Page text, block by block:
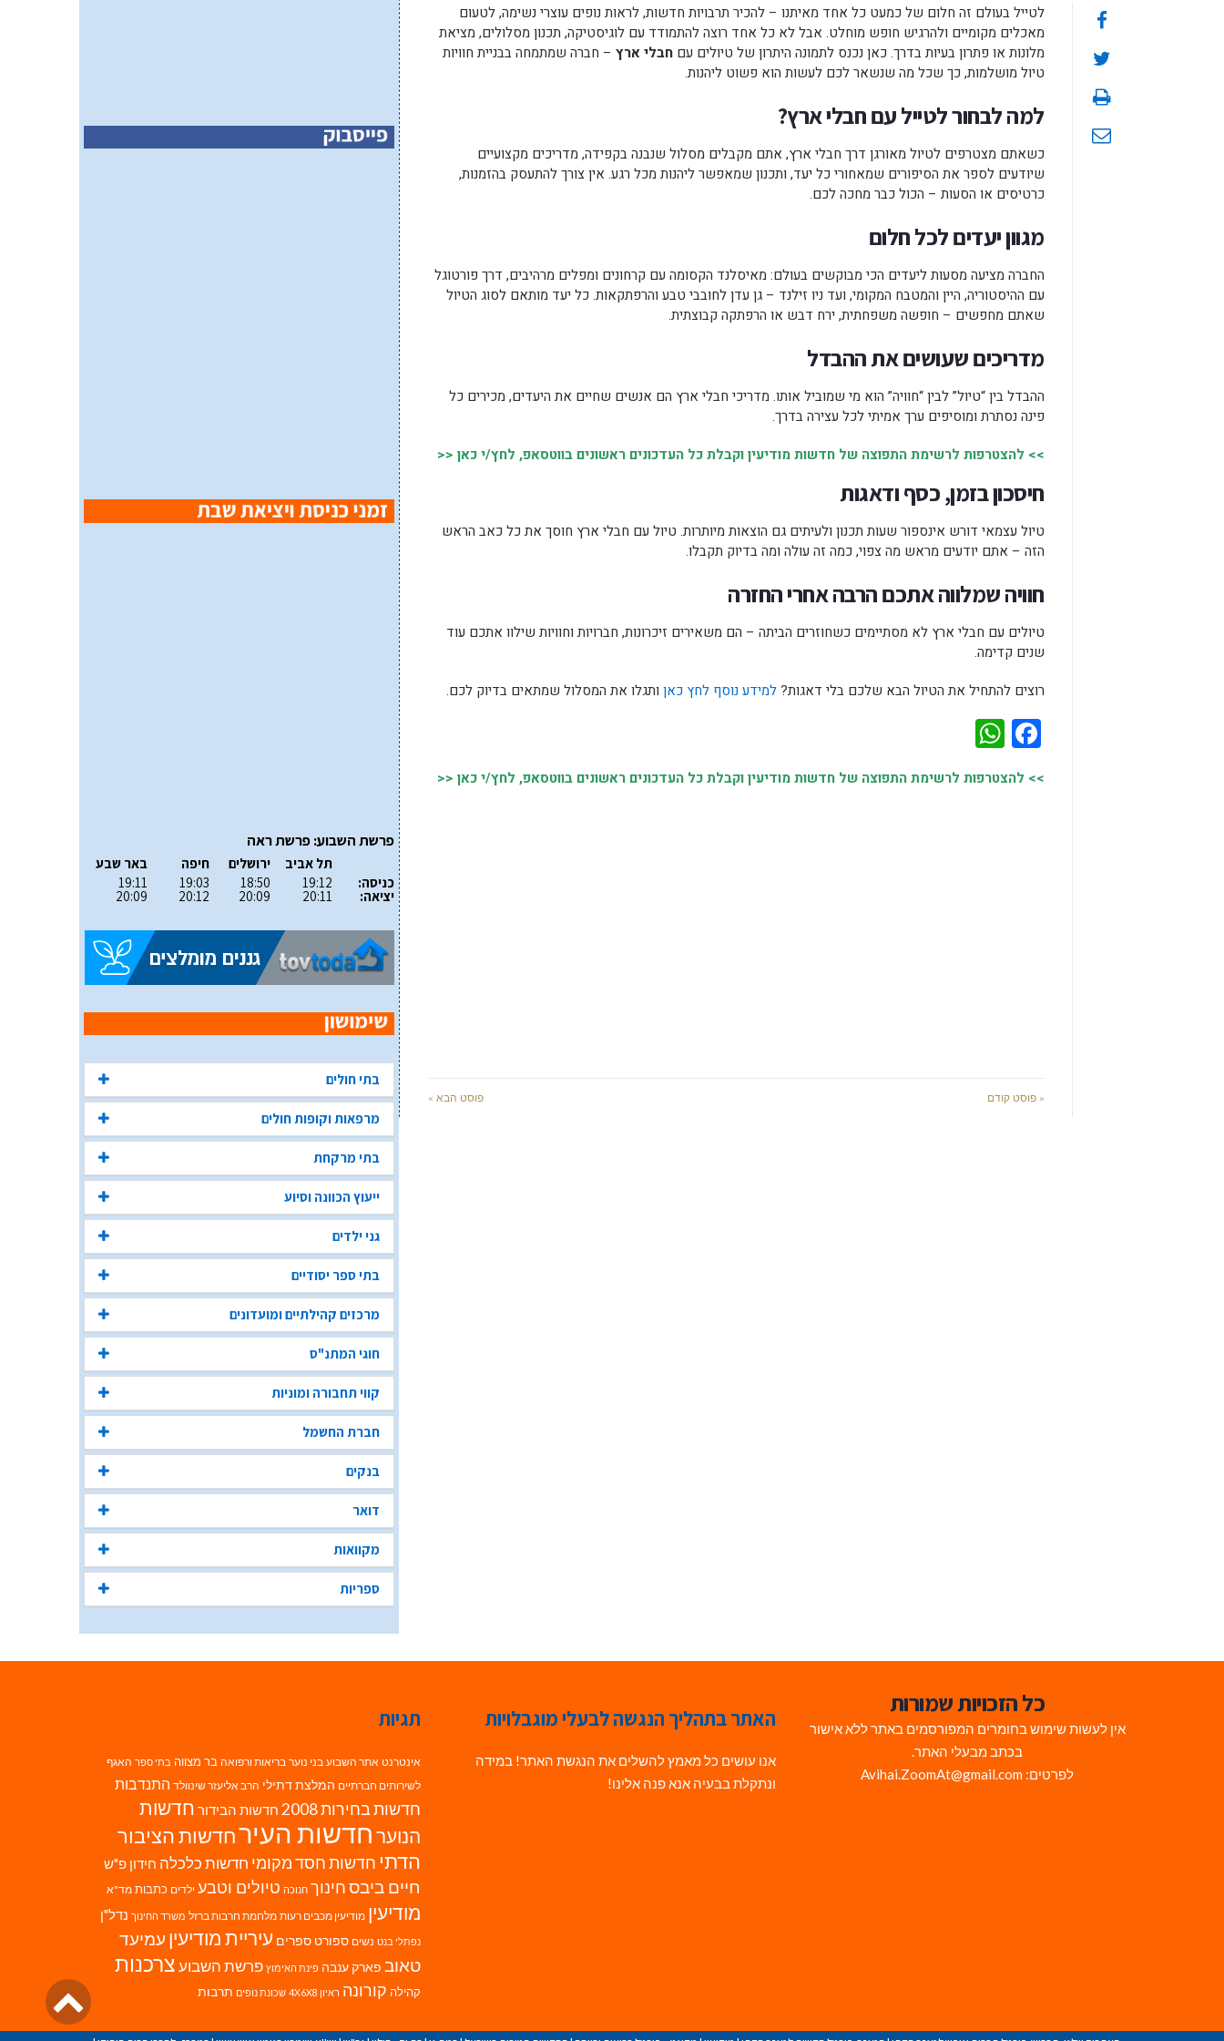
לטייל בעולם זה חלום של כמעט כל אחד מאיתנו – להכיר תרבויות חדשות, לראות נופים עוצרי נשימה, לטעום
מאכלים מקומיים ולהרגיש חופש מוחלט. אבל לא כל אחד רוצה להתמודד עם לוגיסטיקה, תכנון מסלולים, מציאת
מלונות או פתרון בעיות בדרך. כאן נכנס לתמונה היתרון של טיולים עםחבלי ארץ – חברה שמתמחה בבניית חוויות
טיול מושלמות, כך שכל מה שנשאר לכם לעשות הוא פשוט ליהנות.
למה לבחור לטייל עם חבלי ארץ?
כשאתם מצטרפים לטיול מאורגן דרך חבלי ארץ, אתם מקבלים מסלול שנבנה בקפידה, מדריכים מקצועיים
שיודעים לספר את הסיפורים שמאחורי כל יעד, ותכנון שמאפשר ליהנות מכל רגע. אין צורך להתעסק בהזמנות,
כרטיסים או הסעות – הכול כבר מחכה לכם.
מגוון יעדים לכל חלום
החברה מציעה מסעות ליעדים הכי מבוקשים בעולם: מאיסלנד הקסומה עם קרחונים ומפלים מרהיבים, דרך פורטוגל
עם ההיסטוריה, היין והמטבח המקומי, ועד ניו זילנד – גן עדן לחובבי טבע והרפתקאות. כל יעד מותאם לסוג הטיול
שאתם מחפשים – חופשה משפחתית, ירח דבש או הרפתקה קבוצתית.
מדריכים שעושים את ההבדל
ההבדל בין “טיול” לבין “חוויה” הוא מי שמוביל אותו. מדריכי חבלי ארץ הם אנשים שחיים את היעדים, מכירים כל
פינה נסתרת ומוסיפים ערך אמיתי לכל עצירה בדרך.
>> להצטרפות לרשימת התפוצה של חדשות מודיעין וקבלת כל העדכונים ראשונים בווטסאפ, לחץ/י כאן <<
חיסכון בזמן, כסף ודאגות
טיול עצמאי דורש אינספור שעות תכנון ולעיתים גם הוצאות מיותרות. טיול עם חבלי ארץ חוסך את כל כאב הראש
הזה – אתם יודעים מראש מה צפוי, כמה זה עולה ומה בדיוק תקבלו.
חוויה שמלווה אתכם הרבה אחרי החזרה
טיולים עם חבלי ארץ לא מסתיימים כשחוזרים הביתה – הם משאירים זיכרונות, חברויות וחוויות שילוו אתכם עוד
שנים קדימה.
רוצים להתחיל את הטיול הבא שלכם בלי דאגות?למידע נוסף לחץ כאן ותגלו את המסלול שמתאים בדיוק לכם.
Facebook
>> להצטרפות לרשימת התפוצה של חדשות מודיעין וקבלת כל העדכונים ראשונים בווטסאפ, לחץ/י כאן <<
« פוסט קודם פוסט הבא »
פרשת השבוע: פרשת ראה
כניסה:
יציאה:
תל אביב
19:12
20:11
ירושלים
18:50
20:09
חיפה
19:03
20:12
באר שבע
19:11
20:09
בתי חולים
מרפאות וקופות חולים
בתי מרקחת
ייעוץ הכוונה וסיוע
גני ילדים
בתי ספר יסודיים
מרכזים קהילתיים ומועדונים
חוגי המתנ"ס
קווי תחבורה ומוניות
חברת החשמל
בנקים
דואר
מקוואות
ספריות
כל הזכויות שמורות
אין לעשות שימוש בחומרים המפורסמים באתר ללא אישור
בכתב מבעלי האתר.
לפרטים: Avihai.ZoomAt@gmail.com
האתר בתהליך הנגשה לבעלי מוגבלויות
אנו עושים כל מאמץ להשלים את הנגשת האתר! במידה
ונתקלת בבעיה אנא פנה אלינו!
תגיות
אינטרנט אתר השבוע בני נוער בריאות ורפואה בר מצווה בתי ספר האגף
לשירותים חברתיים המלצת דתילי הרב אליעזר שינוולד התנדבות
חדשות בחירות 2008 חדשות הבידור חדשות
הנוערחדשות העירחדשות הציבור
הדתי חדשות חסד מקומי חדשות כלכלה חידון פ"ש
חיים ביבסחינוך חנוכה טיולים וטבע ילדים כתבות מד"א
מודיעין מודיעין מכבים רעות מלחמת חרבות ברזל משרד החינוך נדל"ן
נפתלי בנט נשים ספורט ספרים עיריית מודיעין עמיעד
טאוב פארק ענבה פינת האימוץ פרשת השבועצרכנות
קהילה קורונה ראיון 4X6X8 שכונת נופים תרבות